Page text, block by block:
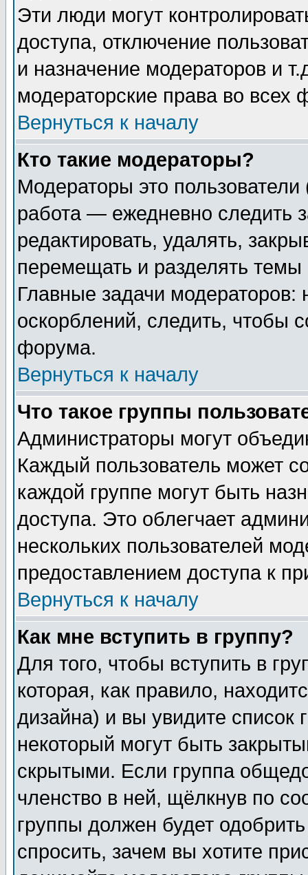
Эти люди могут
доступа, отключение
и назначение модераторов и
модераторские права во всех
Вернуться к началу
Кто такие модераторы?
Модераторы это
работа — ежедневно следить
редактировать, удалять,
перемещать и разделять
Главные задачи
оскорблений, следить, чтобы
форума.
Вернуться к началу
Что такое группы
Администраторы могут
Каждый пользователь может
каждой группе могут быть
доступа. Это облегчает
нескольких пользователей
предоставлением доступа к
Вернуться к началу
Как мне вступить в группу?
Для того, чтобы вступить в
которая, как правило,
дизайна) и вы увидите список
некоторый могут быть
скрытыми. Если группа
членство в ней, щёлкнув по
группы должен будет
спросить, зачем вы хотите